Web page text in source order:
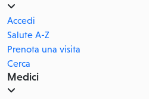
Accedi
Salute A-Z
Prenota una visita
Cerca
Medici